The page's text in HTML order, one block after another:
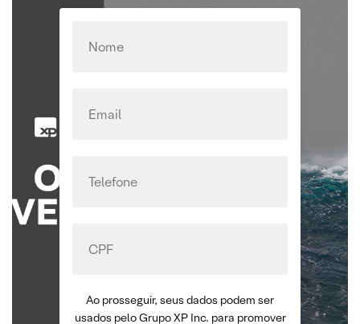
Ao prosseguir, seus dados podem ser
usados pelo Grupo XP Inc. para promover